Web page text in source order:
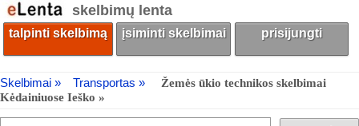
skelbimų lenta
talpinti skelbimą įsiminti skelbimai prisijungti
Skelbimai » Transportas »
Žemės ūkio technikos skelbimai
Kėdainiuose Ieško »